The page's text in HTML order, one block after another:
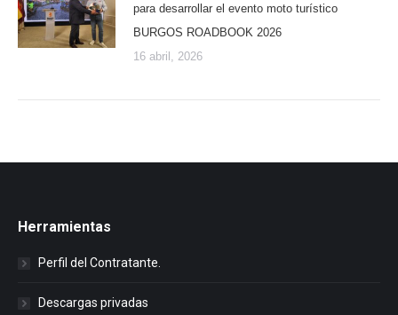
para desarrollar el evento moto turístico
BURGOS ROADBOOK 2026
16 abril, 2026
Herramientas
Perfil del Contratante.
Descargas privadas